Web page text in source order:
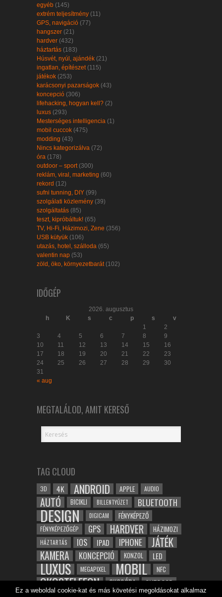
egyéb (145)
extrém teljesítmény (11)
GPS, navigáció (77)
hangszer (21)
hardver (432)
háztartás (183)
Húsvét, nyúl, ajándék (21)
ingatlan, építészet(115)
játékok (253)
karácsonyi pazarságok (43)
koncepció (306)
lifehacking, hogyan kell? (2)
luxus (293)
Mesterséges intelligencia (1)
mobil cuccok (475)
modding (43)
Nincs kategorizálva (72)
óra (178)
outdoor – sport(300)
reklám, viral, marketing (60)
rekord (12)
sufni tunning, DIY (99)
szolgálati közlemény (39)
szolgáltatás (85)
teszt, kipróbáltuk! (65)
TV, Hi-Fi, Házimozi, Zene (356)
USB kütyük (106)
utazás, hotel, szálloda (65)
valentin nap (53)
zöld, öko, környezetbarát(102)
IDŐGÉP
2026. augusztus
h
K s c p s
v
1
2
3
4 5 6 7 8
9
10
11 12 13 14 15
16
17
18 19 20 21 22
23
24
25 26 27 28 29
30
31
« aug
MEGTALÁLOD, AMIT KERESŐ
TAG CLOUD
3D 4K ANDROID APPLE AUDIO
AUTÓ BICIKLI BILLENTYŰZET BLUETOOTH
DESIGN DIGICAM FÉNYKÉPEZŐ
FÉNYKÉPEZŐGÉP GPS HARDVER HÁZIMOZI
HÁZTARTÁS IOS IPAD IPHONE JÁTÉK
KAMERA KONCEPCIÓ KONZOL LED
LUXUS MEGAPIXEL MOBIL NFC
OKOSTELEFON OKOSÓRA OUTDOOR
Ez a weboldal cookie-kat és más követési megoldásokat alkalmaz